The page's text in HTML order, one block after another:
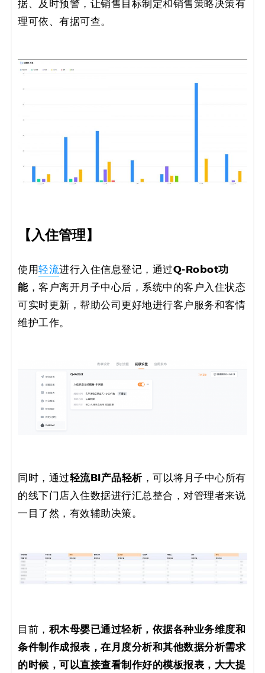
据、及时预警，让销售目标制定和销售策略决策有
理可依、有据可查。
【入住管理】
使用轻流进行入住信息登记，通过Q-Robot功
能，客户离开月子中心后，系统中的客户入住状态
可实时更新，帮助公司更好地进行客户服务和客情
维护工作。
同时，通过轻流BI产品轻析，可以将月子中心所有
的线下门店入住数据进行汇总整合，对管理者来说
一目了然，有效辅助决策。
目前， 积木母婴已通过轻析，依据各种业务维度和
条件制作成报表，在月度分析和其他数据分析需求
的时候，可以直接查看制作好的模板报表，大大提